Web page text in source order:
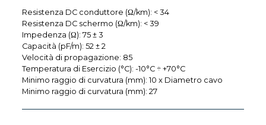
Resistenza DC conduttore (Ω/km): < 34
Resistenza DC schermo (Ω/km): < 39
Impedenza (Ω): 75 ± 3
Capacità (pF/m): 52 ± 2
Velocità di propagazione: 85
Temperatura di Esercizio (°C): -10°C ÷ +70°C
Minimo raggio di curvatura (mm): 10 x Diametro cavo
Minimo raggio di curvatura (mm): 27